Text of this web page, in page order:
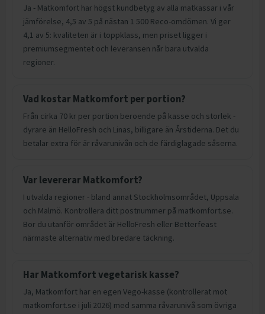
Ja - Matkomfort har högst kundbetyg av alla matkassar i vår
jämförelse, 4,5 av 5 på nästan 1 500 Reco-omdömen. Vi ger
4,1 av 5: kvaliteten är i toppklass, men priset ligger i
premiumsegmentet och leveransen når bara utvalda
regioner.
Vad kostar Matkomfort per portion?
Från cirka 70 kr per portion beroende på kasse och storlek -
dyrare än HelloFresh och Linas, billigare än Årstiderna. Det du
betalar extra för är råvarunivån och de färdiglagade såserna.
Var levererar Matkomfort?
I utvalda regioner - bland annat Stockholmsområdet, Uppsala
och Malmö. Kontrollera ditt postnummer på matkomfort.se.
Bor du utanför området är HelloFresh eller Betterfeast
närmaste alternativ med bredare täckning.
Har Matkomfort vegetarisk kasse?
Ja, Matkomfort har en egen Vego-kasse (kontrollerat mot
matkomfort.se i juli 2026) med samma råvarunivå som övriga